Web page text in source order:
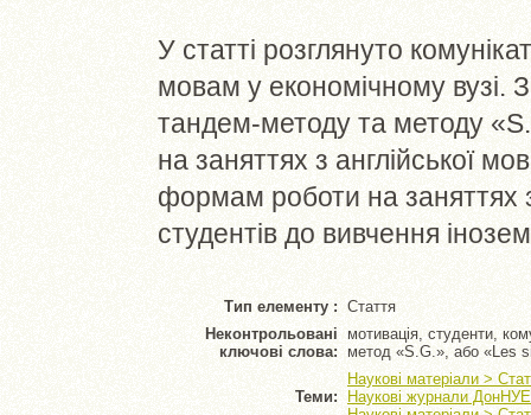
У статті розглянуто
мовам у економічному вузі.
тандем-методу та методу
на заняттях з англійської
формам роботи на заняттях
студентів до вивчення
Тип елементу : Стаття
Неконтрольовані
ключові слова:
мотивація, студенти,
метод «S.G.», або «Les
Теми:
Наукові матеріали >
Наукові журнали